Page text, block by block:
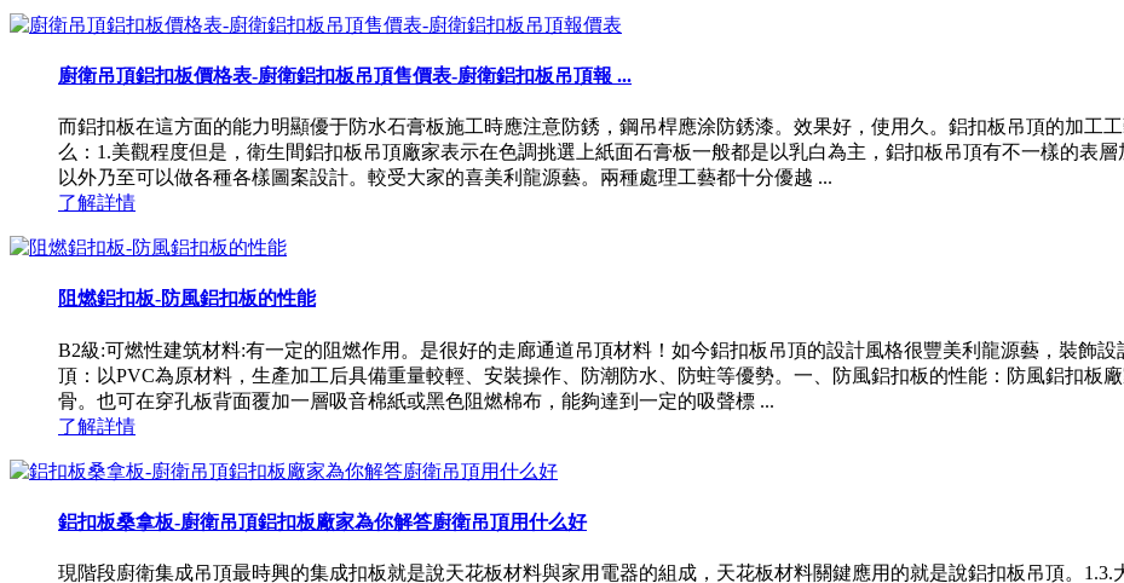
廚衛吊頂鋁扣板價格表-廚衛鋁扣板吊頂售價表-廚衛鋁扣板吊頂報 ...
而鋁扣板在這方面的能力明顯優于防水石膏板施工時應注意防銹，鋼吊桿應涂防銹漆。效果好，使用久。鋁扣板吊頂的加工
么：1.美觀程度但是，衛生間鋁扣板吊頂廠家表示在色調挑選上紙面石膏板一般都是以乳白為主，鋁扣板吊頂有不一樣的表
以外乃至可以做各種各樣圖案設計。較受大家的喜美利龍源藝。兩種處理工藝都十分優越 ...
了解詳情
阻燃鋁扣板-防風鋁扣板的性能
B2級:可燃性建筑材料:有一定的阻燃作用。是很好的走廊通道吊頂材料！如今鋁扣板吊頂的設計風格很豐美利龍源藝，裝飾
頂：以PVC為原材料，生產加工后具備重量較輕、安裝操作、防潮防水、防蛀等優勢。一、防風鋁扣板的性能：防風鋁扣板
骨。也可在穿孔板背面覆加一層吸音棉紙或黑色阻燃棉布，能夠達到一定的吸聲標 ...
了解詳情
鋁扣板桑拿板-廚衛吊頂鋁扣板廠家為你解答廚衛吊頂用什么好
現階段廚衛集成吊頂最時興的集成扣板就是說天花板材料與家用電器的組成，天花板材料關鍵應用的就是說鋁扣板吊頂。